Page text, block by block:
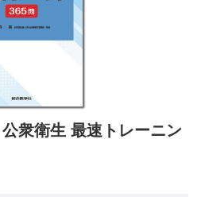
衆衛生 最速トレーニン